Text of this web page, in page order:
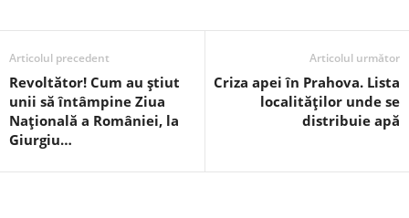
Articolul precedent
Revoltător! Cum au știut
unii să întâmpine Ziua
Națională a României, la
Giurgiu…
Articolul următor
Criza apei în Prahova. Lista
localităților unde se
distribuie apă